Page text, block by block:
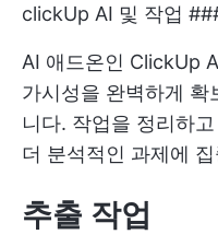
clickUp AI 및 작업
AI 애드온인 ClickUp
가시성을 완벽하게
니다. 작업을 정리하
더 분석적인 과제에
추출 작업